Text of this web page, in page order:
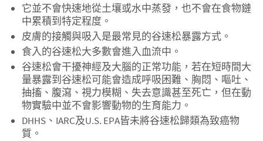
它並不會快速地從土壤或水中蒸發，也不會在食物鏈
中累積到特定程度。
皮膚的接觸與吸入是最常見的谷速松暴露方式。
食入的谷速松大多數會進入血流中。
谷速松會干擾神經及大腦的正常功能，若在短時間大
量暴露到谷速松可能會造成呼吸困難、胸悶、嘔吐、
抽搐、腹瀉、視力模糊、失去意識甚至死亡，但在動
物實驗中並不會影響動物的生育能力。
DHHS、IARC及U.S. EPA皆未將谷速松歸類為致癌物
質。